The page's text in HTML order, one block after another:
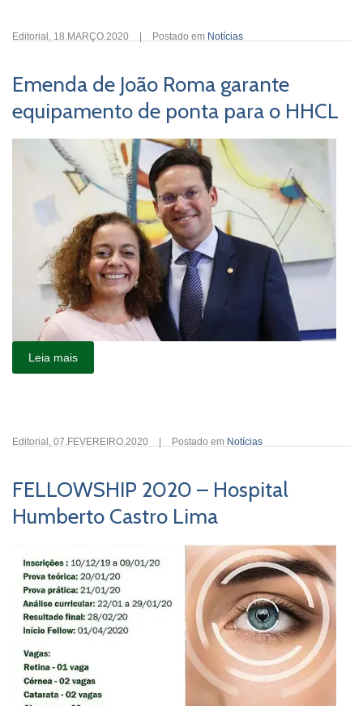
Editorial , 18.MARÇO.2020 Postado em Notícias
Emenda de João Roma garante
equipamento de ponta para o HHCL
Leia mais
Editorial , 07.FEVEREIRO.2020 Postado em Notícias
FELLOWSHIP 2020 – Hospital
Humberto Castro Lima